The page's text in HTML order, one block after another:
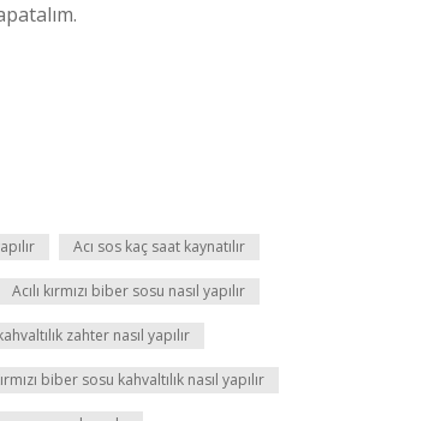
Acı sos kaç saat kaynatılır
Acılı kırmızı biber sosu nasıl yapılır
zahter nasıl yapılır
biber sosu kahvaltılık nasıl yapılır